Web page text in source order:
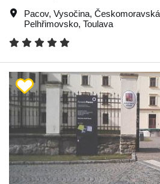
Pacov, Vysočina,
Pelhřimovsko, Toulava